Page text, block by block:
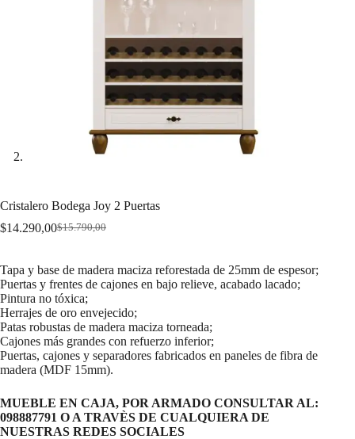
Cristalero Bodega Joy 2 Puertas
$15.790,00
Original
was:
$15.790,00.
$14.290,00Current
$14.290,00.
Tapa y base de madera maciza reforestada de 25mm de espesor;
Puertas y frentes de cajones en bajo relieve, acabado lacado;
Pintura no tóxica;
Herrajes de oro envejecido;
Patas robustas de madera maciza torneada;
Cajones más grandes con refuerzo inferior;
Puertas, cajones y separadores fabricados en paneles de fibra de
madera (MDF 15mm).
MUEBLE EN CAJA, POR ARMADO CONSULTAR AL:
098887791 O A TRAVÈS DE CUALQUIERA DE
NUESTRAS REDES SOCIALES